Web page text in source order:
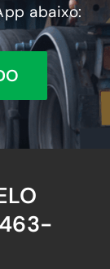
abaixo: